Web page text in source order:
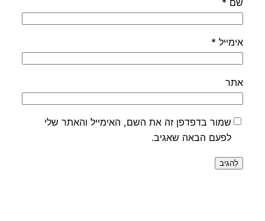
שם *
אימייל *
אתר
שמור בדפדפן זה את השם, האימייל והאתר שלי
לפעם הבאה שאגיב.